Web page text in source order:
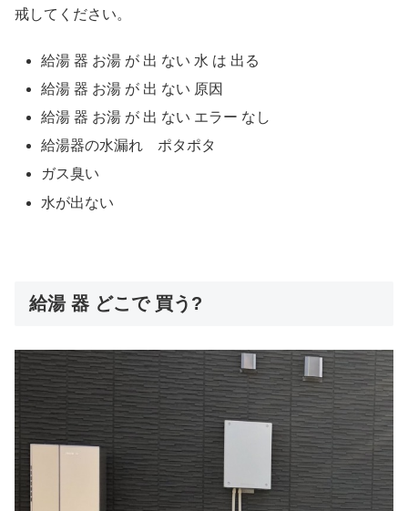
戒してください。
給湯 器 お湯 が 出 ない 水 は 出る
給湯 器 お湯 が 出 ない 原因
給湯 器 お湯 が 出 ない エラー なし
給湯器の水漏れ ポタポタ
ガス臭い
水が出ない
給湯 器 どこで 買う?